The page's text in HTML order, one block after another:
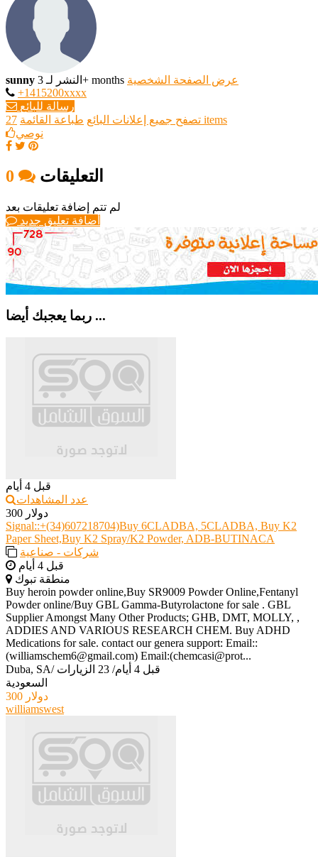
sunny النشر لـ 3+ months عرض الصفحة الشخصية
+1415200xxxx
رسالة للبائع
تصفح جميع إعلانات البائع طباعة القائمة
27 items
نوصي
التعليقات
لم تتم إضافة تعليقات بعد
أضافة تعليق جديد
ربما يعجبك أيضا ...
قبل 4 أيام
عدد المشاهدات
300 دولار
Signal::+(34)607218704)Buy 6CLADBA, 5CLADBA, Buy K2
Paper Sheet,Buy K2 Spray/K2 Powder, ADB-BUTINACA
شركات - صناعية
قبل 4 أيام
منطقة تبوك
Buy heroin powder online,Buy SR9009 Powder Online,Fentanyl
Powder online/Buy GBL Gamma-Butyrolactone for sale . GBL
Supplier Amongst Many Other Products; GHB, DMT, MOLLY, ,
ADDIES AND VARIOUS RESEARCH CHEM. Buy ADHD
Medications for sale. contact our genera support: Email::
(williamschem6@gmail.com) Email:(chemcasi@prot...
Duba, SA/ قبل 4 أيام / 23 الزيارات
السعودية
300 دولار
williamswest